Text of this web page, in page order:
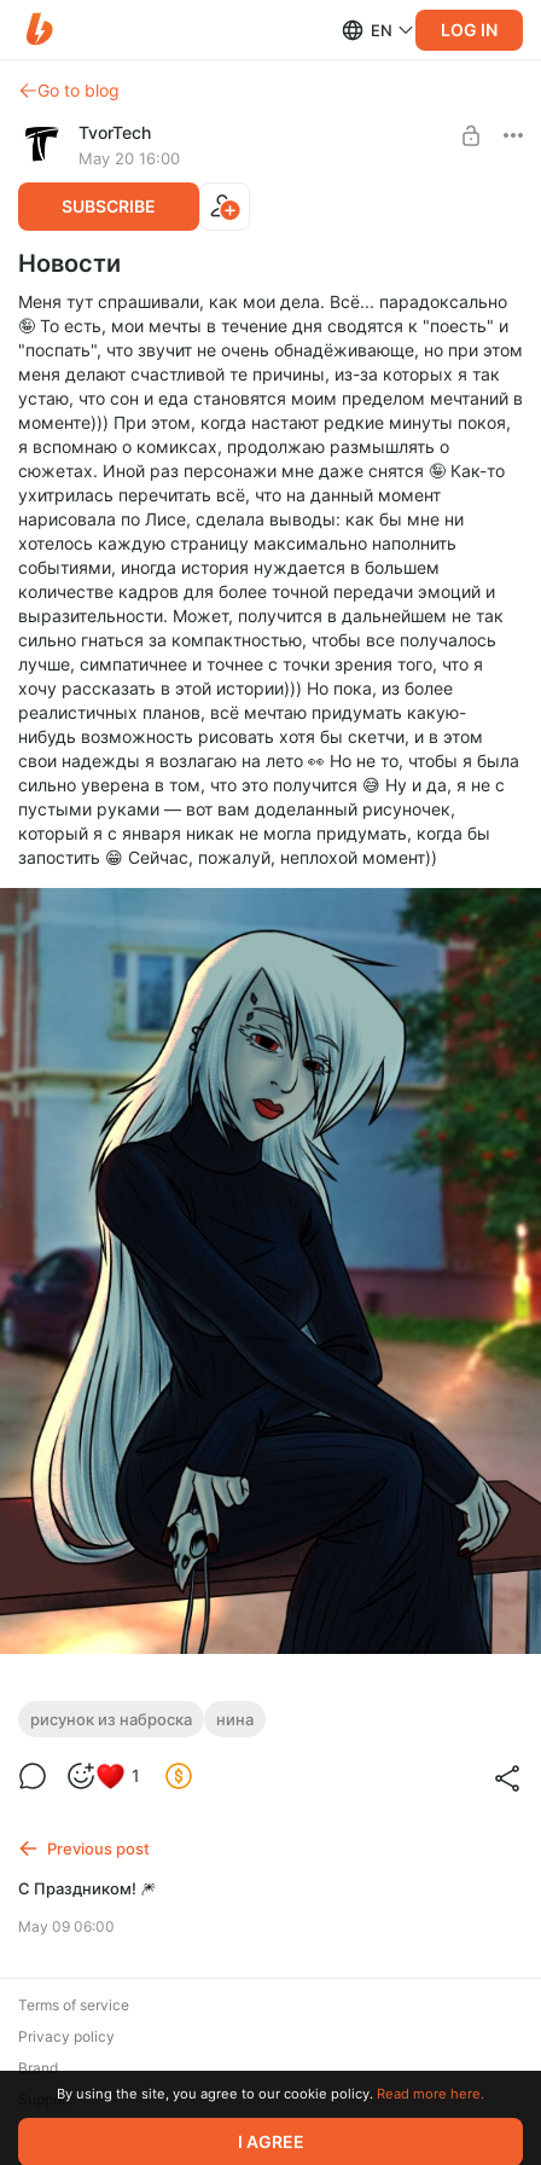
EN LOG IN
Go to blog
TvorTech
May 20 16:00
SUBSCRIBE
Новости
Меня тут спрашивали, как мои дела. Всё... парадоксально
🤪 То есть, мои мечты в течение дня сводятся к "поесть" и
"поспать", что звучит не очень обнадёживающе, но при этом
меня делают счастливой те причины, из-за которых я так
устаю, что сон и еда становятся моим пределом мечтаний в
моменте))) При этом, когда настают редкие минуты покоя,
я вспомнаю о комиксах, продолжаю размышлять о
сюжетах. Иной раз персонажи мне даже снятся 🤪 Как-то
ухитрилась перечитать всё, что на данный момент
нарисовала по Лисе, сделала выводы: как бы мне ни
хотелось каждую страницу максимально наполнить
событиями, иногда история нуждается в большем
количестве кадров для более точной передачи эмоций и
выразительности. Может, получится в дальнейшем не так
сильно гнаться за компактностью, чтобы все получалось
лучше, симпатичнее и точнее с точки зрения того, что я
хочу рассказать в этой истории))) Но пока, из более
реалистичных планов, всё мечтаю придумать какую-
нибудь возможность рисовать хотя бы скетчи, и в этом
свои надежды я возлагаю на лето 👀 Но не то, чтобы я была
сильно уверена в том, что это получится 😅 Ну и да, я не с
пустыми руками — вот вам доделанный рисуночек,
который я с января никак не могла придумать, когда бы
запостить 😁 Сейчас, пожалуй, неплохой момент))
рисунок из наброска нина
1
Previous post
С Праздником! 🎆
May 09 06:00
© 2026 Zaya Solutions Limited. All rights reserved. All trademarks
are the property of their respective owners.
Terms of service
Privacy policy
Brand
SupportBy using the site, you agree to our cookie policy. Read more here.
I AGREE